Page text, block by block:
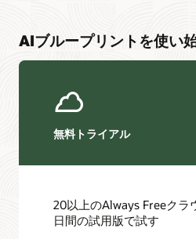
AIブループリントを使い
無料トライアル
20以上のAlways Freeクラ
日間の試用版で試す